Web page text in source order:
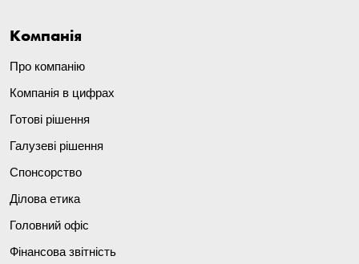
Компанія
Про компанію
Компанія в цифрах
Готові рішення
Галузеві рішення
Спонсорство
Ділова етика
Головний офіс
Фінансова звітність